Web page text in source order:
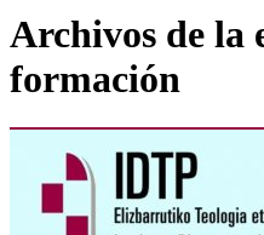
Archivos de la
formación